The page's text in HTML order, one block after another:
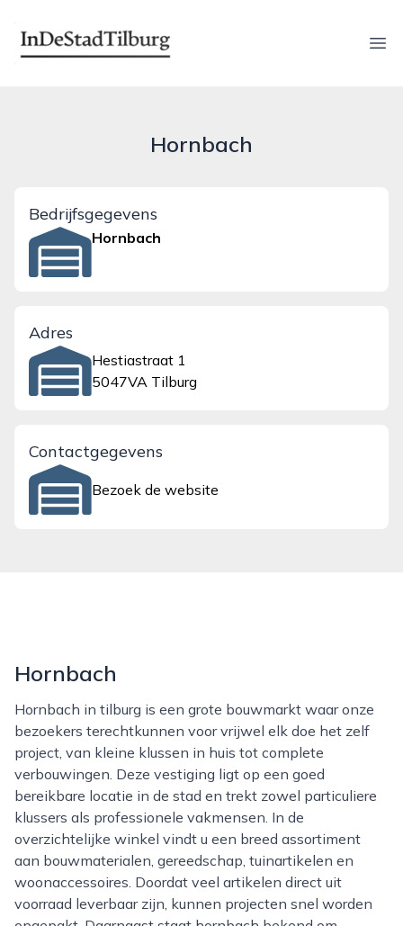
indestadtilburg.nl
Hornbach
Bedrijfsgegevens
Hornbach
Adres
Hestiastraat 1
5047VA Tilburg
Contactgegevens
Bezoek de website
Hornbach
Hornbach in tilburg is een grote bouwmarkt waar onze
bezoekers terechtkunnen voor vrijwel elk doe het zelf
project, van kleine klussen in huis tot complete
verbouwingen. Deze vestiging ligt op een goed
bereikbare locatie in de stad en trekt zowel particuliere
klussers als professionele vakmensen. In de
overzichtelijke winkel vindt u een breed assortiment
aan bouwmaterialen, gereedschap, tuinartikelen en
woonaccessoires. Doordat veel artikelen direct uit
voorraad leverbaar zijn, kunnen projecten snel worden